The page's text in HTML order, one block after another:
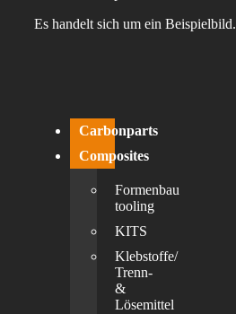
Es handelt sich um ein Beispielbild.
Carbonparts
Composites
Formenbau
tooling
KITS
Klebstoffe/
Trenn-
&
Lösemittel